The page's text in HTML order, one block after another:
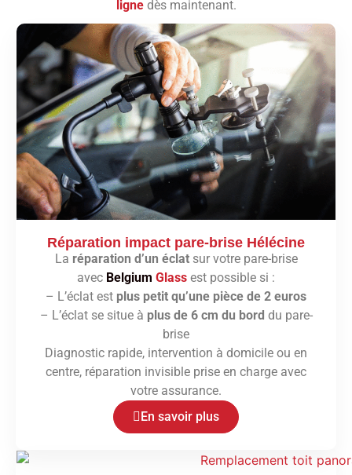
lignedès maintenant.
Réparation impact pare-brise Hélécine
La réparation d’un éclatsur votre pare-brise
avec Belgium Glass est possible si :
– L’éclat est plus petit qu’une pièce de 2 euros
– L’éclat se situe à plus de 6 cm du bord du pare-
brise
Diagnostic rapide, intervention à domicile ou en
centre, réparation invisible prise en charge avec
votre assurance.
En savoir plus